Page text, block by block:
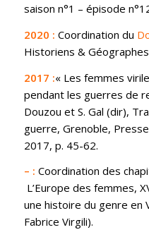
saison n°1 – épisode n°
2020 : Coordination du
Historiens & G
2017 :« Les femmes
pendant les guerres de
Douzou et S. Gal (dir), T
guerre, Grenoble,
2017, p. 45-62.
– : Coordination des
L’Europe des femmes,
une histoire du genre en
Fabrice Virgili).